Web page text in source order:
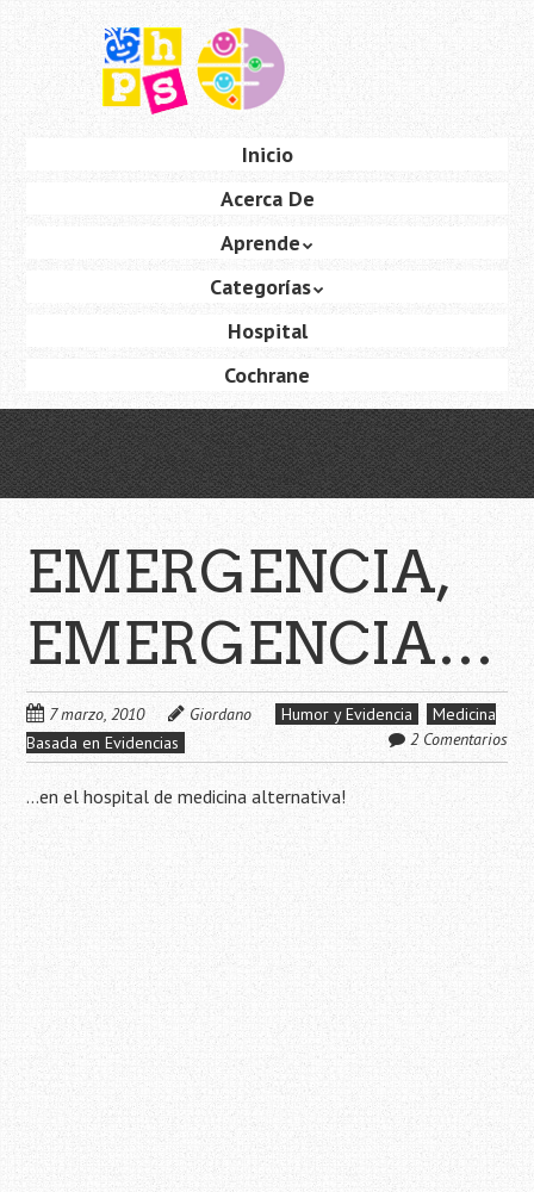
principal
Inicio
Acerca De
Aprende
Categorías
Hospital
Cochrane
EMERGENCIA,
EMERGENCIA…
7 marzo, 2010 Giordano Humor y Evidencia
Medicina
Basada en Evidencias
2 Comentarios
…en el hospital de medicina alternativa!